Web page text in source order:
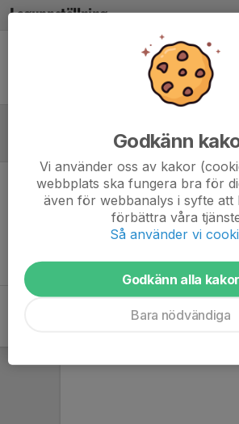
Laguppställning
Ingen uppställning ifylld
Inget referat skrivet
Godkänn
Vi använder oss av kakor
webbplats ska fungera bra för
även för webbanalys i syfte att
förbättra våra
Så använder vi
Godkänn alla kakor
Bara nödvändiga